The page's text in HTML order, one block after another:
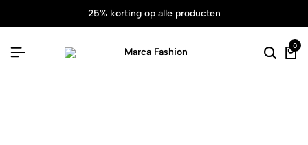
25% korting op alle producten
0